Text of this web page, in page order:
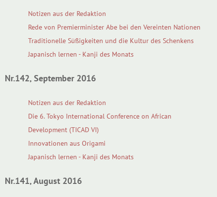
Notizen aus der Redaktion
Rede von Premierminister Abe bei den Vereinten Nationen
Traditionelle Süßigkeiten und die Kultur des Schenkens
Japanisch lernen - Kanji des Monats
Nr.142, September 2016
Notizen aus der Redaktion
Die 6. Tokyo International Conference on African
Development (TICAD VI)
Innovationen aus Origami
Japanisch lernen - Kanji des Monats
Nr.141, August 2016